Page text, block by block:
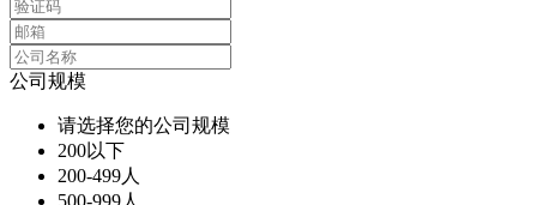
公司规模
请选择您的公司规模
200以下
200-499人